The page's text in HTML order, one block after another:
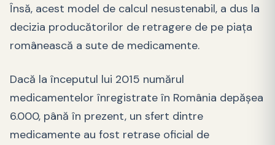
Însă, acest model de calcul nesustenabil, a dus la
decizia producătorilor de retragere de pe piața
românească a sute de medicamente.
Dacă la începutul lui 2015 numărul
medicamentelor înregistrate în România depăşea
6.000, până în prezent, un sfert dintre
medicamente au fost retrase oficial de